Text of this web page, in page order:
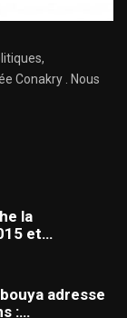
Conakry . Nous
la
et…
adresse
:…